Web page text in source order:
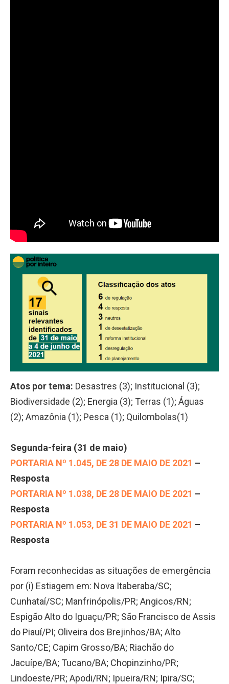
Atos por tema: Desastres (3); Institucional (3);
Biodiversidade (2); Energia (3); Terras (1); Águas
(2); Amazônia (1); Pesca (1); Quilombolas(1)
Segunda-feira (31 de maio)
PORTARIA Nº 1.045, DE 28 DE MAIO DE 2021 –
Resposta
PORTARIA Nº 1.038, DE 28 DE MAIO DE 2021 –
Resposta
PORTARIA Nº 1.053, DE 31 DE MAIO DE 2021 –
Resposta
Foram reconhecidas as situações de emergência
por (i) Estiagem em: Nova Itaberaba/SC;
Cunhataí/SC; Manfrinópolis/PR; Angicos/RN;
Espigão Alto do Iguaçu/PR; São Francisco de Assis
do Piauí/PI; Oliveira dos Brejinhos/BA; Alto
Santo/CE; Capim Grosso/BA; Riachão do
Jacuípe/BA; Tucano/BA; Chopinzinho/PR;
Lindoeste/PR; Apodi/RN; Ipueira/RN; Ipira/SC;